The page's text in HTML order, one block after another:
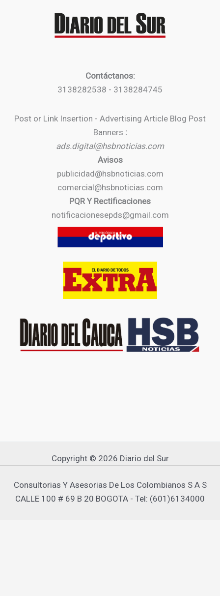
Contáctanos:
3138282538 - 3138284745
Post or Link Insertion - Advertising Article Blog Post
Banners :
ads.digital@hsbnoticias.com
Avisos
publicidad@hsbnoticias.com
comercial@hsbnoticias.com
PQR Y Rectificaciones
notificacionesepds@gmail.com
Copyright © 2026 Diario del Sur
Consultorias Y Asesorias De Los Colombianos S A S
CALLE 100 # 69 B 20 BOGOTA - Tel: (601)6134000